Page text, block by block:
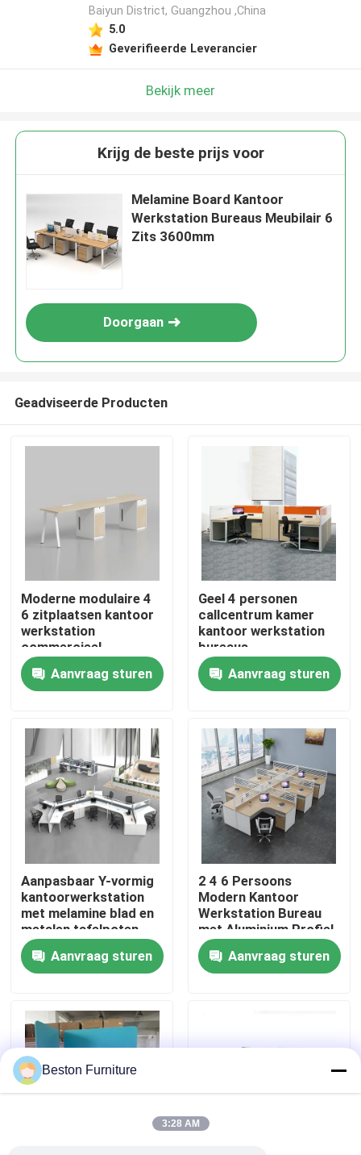
Thuis
Producten
Over ons
Kwaliteitscontrole
Neem contact met ons op
Gevallen
Blog
Baiyun District, Guangzhou ,China
5.0
Geverifieerde Leverancier
Bekijk meer
Krijg de beste prijs voor
Melamine Board Kantoor
Werkstation Bureaus Meubilair 6
Zits 3600mm
Doorgaan
Geadviseerde Producten
Moderne modulaire 4
6 zitplaatsen kantoor
werkstation
commercieel
personeel kantoor
bureau met privacy
scherm
Aanvraag sturen
Geel 4 personen
callcentrum kamer
kantoor werkstation
bureaus
Aanvraag sturen
Aanpasbaar Y-vormig
kantoorwerkstation
met melamine blad en
metalen tafelpoten
Aanvraag sturen
2 4 6 Persoons
Modern Kantoor
Werkstation Bureau
met Aluminium Profiel
Stof Materiaal en
30mm Dik Paneel
Aanvraag sturen
Beston Furniture
3:28 AM